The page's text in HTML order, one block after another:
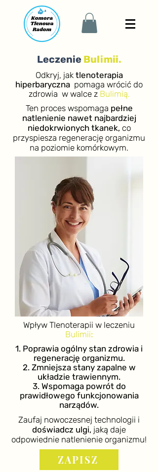
LeczenieBulimii.
Odkryj, jak tlenoterapia
hiperbaryczna pomaga wrócić do
zdrowia w walce z Bulimią.
Ten proces wspomaga pełne
natlenienie nawet najbardziej
niedokrwionych tkanek, co
przyspiesza regenerację organizmu
na poziomie komórkowym.
Wpływ Tlenoterapii w leczeniu
Bulimii:
1. Poprawia ogólny stan zdrowia i
regenerację organizmu.
2. Zmniejsza stany zapalne w
układzie trawiennym.
3. Wspomaga powrót do
prawidłowego funkcjonowania
narządów.
Zaufaj nowoczesnej technologii i
doświadcz ulgi, jaką daje
odpowiednie natlenienie organizmu!
ZAPISZ